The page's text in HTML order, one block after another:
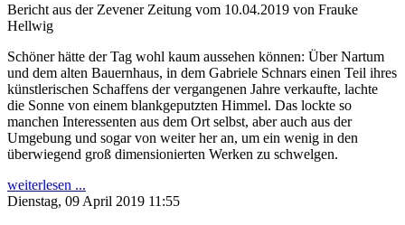
Bericht aus der Zevener Zeitung vom 10.04.2019 von Frauke
Hellwig
Schöner hätte der Tag wohl kaum aussehen können: Über Nartum
und dem alten Bauernhaus, in dem Gabriele Schnars einen Teil ihres
künstlerischen Schaffens der vergangenen Jahre verkaufte, lachte
die Sonne von einem blankgeputzten Himmel. Das lockte so
manchen Interessenten aus dem Ort selbst, aber auch aus der
Umgebung und sogar von weiter her an, um ein wenig in den
überwiegend groß dimensionierten Werken zu schwelgen.
weiterlesen ...
Dienstag, 09 April 2019 11:55